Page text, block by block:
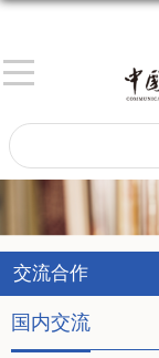
交流合作
国内交流